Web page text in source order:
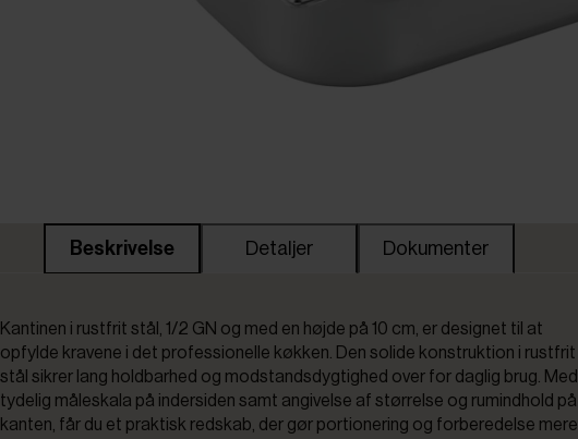
Beskrivelse Detaljer Dokumenter
Kantinen i rustfrit stål, 1/2 GN og med en højde på 10 cm, er designet til at
opfylde kravene i det professionelle køkken. Den solide konstruktion i rustfrit
stål sikrer lang holdbarhed og modstandsdygtighed over for daglig brug. Med
tydelig måleskala på indersiden samt angivelse af størrelse og rumindhold på
kanten, får du et praktisk redskab, der gør portionering og forberedelse mere